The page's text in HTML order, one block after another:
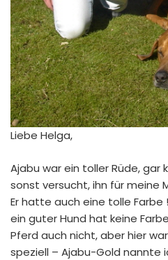
Liebe Helga,
Ajabu war ein toller Rüde, gar
sonst versucht, ihn für meine
Er hatte auch eine tolle
ein guter Hund hat keine
Pferd auch nicht, aber hier
speziell – Ajabu-Gold nannte